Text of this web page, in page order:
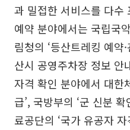
과 밀접한 서비스를 다수
예약 분야에서는 국립국
림청의 ‘등산트레킹 예약
산시 공영주차장 정보 안
자격 확인 분야에서 대한
급’, 국방부의 ‘군 신분
료공단의 ‘국가 유공자